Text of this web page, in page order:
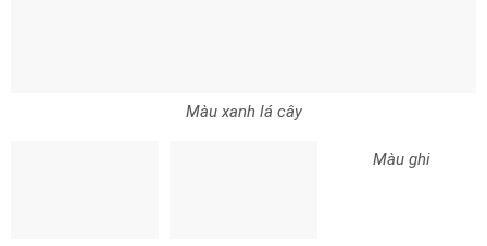
Màu xanh lá cây